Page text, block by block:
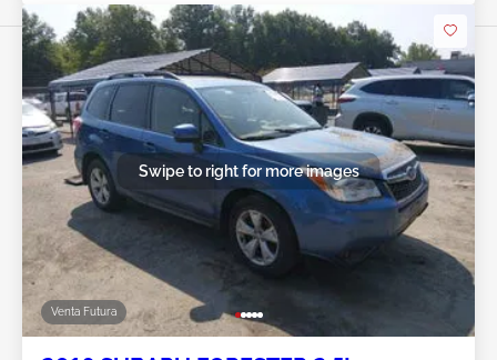
Venta Futura
Swipe to right for more images